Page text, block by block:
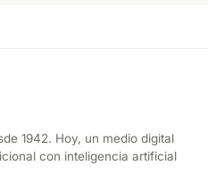
1942. Hoy, un medio digital
con inteligencia artificial